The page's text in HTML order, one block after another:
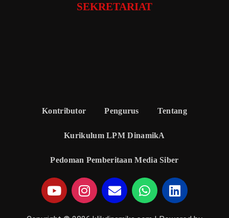
SEKRETARIAT
Kontributor Pengurus Tentang
Kurikulum LPM DinamikA
Pedoman Pemberitaan Media Siber